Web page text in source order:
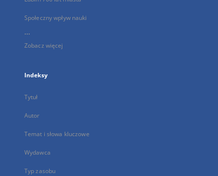
Społeczny wpływ nauki
...
Zobacz więcej
Indeksy
Tytuł
Autor
Temat i słowa kluczowe
Wydawca
Typ zasobu